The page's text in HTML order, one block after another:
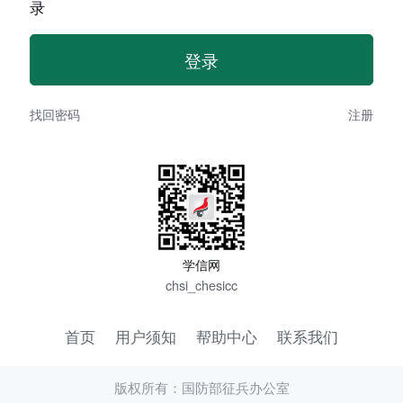
录
找回密码 注册
学信网
chsi_chesicc
首页 用户须知 帮助中心 联系我们
版权所有：国防部征兵办公室